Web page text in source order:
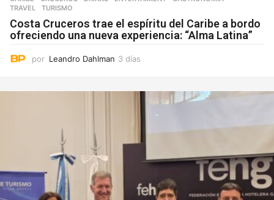
TRAVEL
,TURISMO
Costa Cruceros trae el espíritu del Caribe a bordo
ofreciendo una nueva experiencia: “Alma Latina”
por Leandro Dahlman 3 días
a